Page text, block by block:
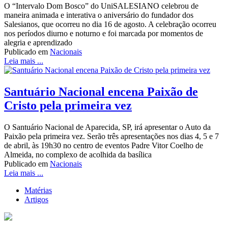
O “Intervalo Dom Bosco” do UniSALESIANO celebrou de
maneira animada e interativa o aniversário do fundador dos
Salesianos, que ocorreu no dia 16 de agosto. A celebração ocorreu
nos períodos diurno e noturno e foi marcada por momentos de
alegria e aprendizado
Publicado em Nacionais
Leia mais ...
Santuário Nacional encena Paixão de
Cristo pela primeira vez
O Santuário Nacional de Aparecida, SP, irá apresentar o Auto da
Paixão pela primeira vez. Serão três apresentações nos dias 4, 5 e 7
de abril, às 19h30 no centro de eventos Padre Vitor Coelho de
Almeida, no complexo de acolhida da basílica
Publicado em Nacionais
Leia mais ...
Matérias
Artigos